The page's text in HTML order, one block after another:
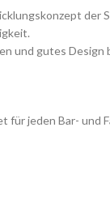
der
und gutes
für jeden Bar- und